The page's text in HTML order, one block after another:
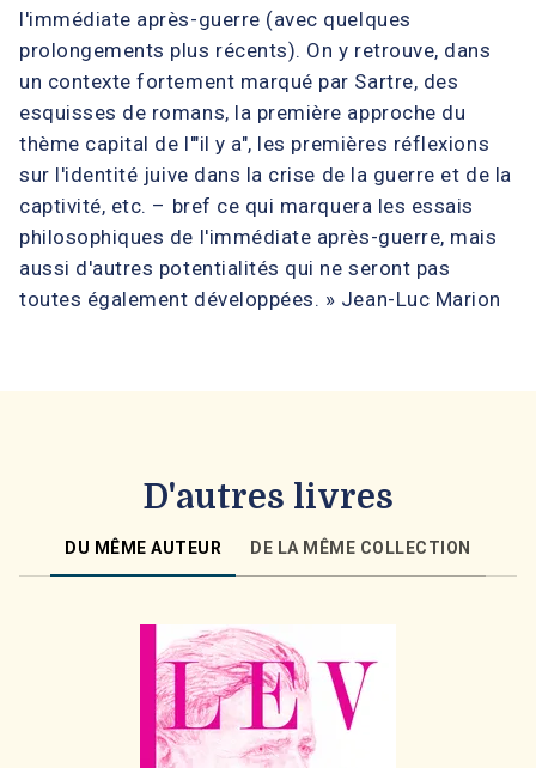
l'immédiate après-guerre (avec quelques
prolongements plus récents). On y retrouve, dans
un contexte fortement marqué par Sartre, des
esquisses de romans, la première approche du
thème capital de l'"il y a", les premières réflexions
sur l'identité juive dans la crise de la guerre et de la
captivité, etc. – bref ce qui marquera les essais
philosophiques de l'immédiate après-guerre, mais
aussi d'autres potentialités qui ne seront pas
toutes également développées. » Jean-Luc Marion
D'autres livres
DU MÊME AUTEUR DE LA MÊME COLLECTION